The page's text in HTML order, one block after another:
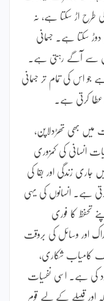
طرح اڑ سکتا ہے، نہ
سکتا ہے۔ جسمانی
سے آگے رہتی ہے۔
اس کی تمام تر جسمانی
عطا کرتی ہے۔
میں بھی تھڑدلاپن،
انسانی کی کمزوری
زندگی اور بقا کی
ہے۔ انسانوں کی یہی
تحفظ کا فوری
اور وسائل کی بروقت
کامیاب شکاری،
کی ہے۔ اسی نفسیات
اور قبیلے کے لیے قوم